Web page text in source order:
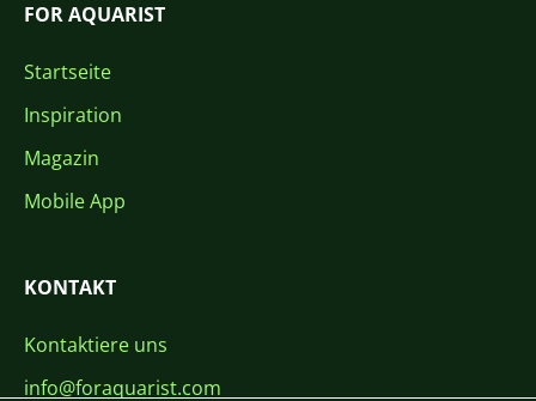
FOR AQUARIST
Startseite
Inspiration
Magazin
Mobile App
KONTAKT
Kontaktiere uns
info@foraquarist.com